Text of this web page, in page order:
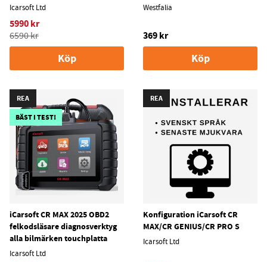
Icarsoft Ltd
5990 kr
6590 kr
Köp
Westfalia
369 kr
Köp
REA
BÄST I TEST!
iCarsoft CR MAX 2025 OBD2
felkodsläsare diagnosverktyg
alla bilmärken touchplatta
Icarsoft Ltd
REA
Konfiguration iCarsoft CR
MAX/CR GENIUS/CR PRO S
Icarsoft Ltd